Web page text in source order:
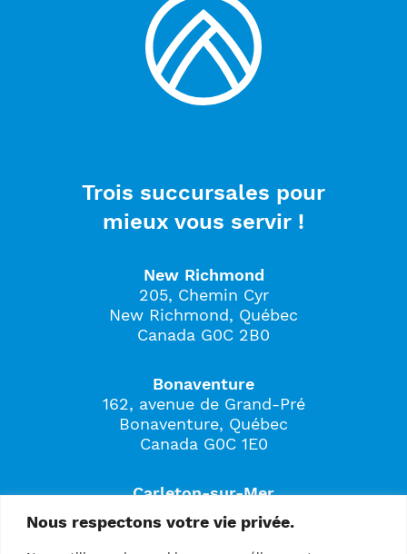
Nous respectons votre vie privée.
Trois succursales pour
mieux vous servir !
New Richmond
205, Chemin Cyr
New Richmond, Québec
Canada G0C 2B0
Bonaventure
162, avenue de Grand-Pré
Bonaventure, Québec
Canada G0C 1E0
Carleton-sur-Mer
561B, boulevard Perron
Carleton-sur-Mer, Québec